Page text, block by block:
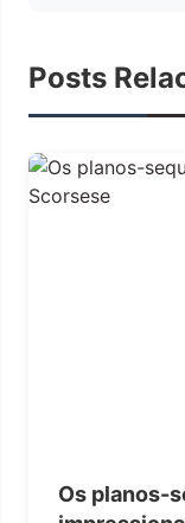
Posts
Os planos-